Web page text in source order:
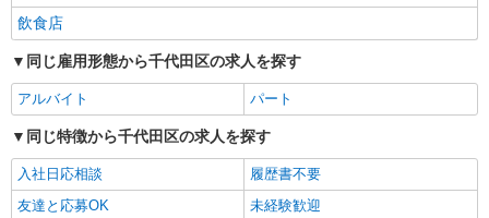
飲食店
同じ雇用形態から千代田区の求人を探す
アルバイト パート
同じ特徴から千代田区の求人を探す
入社日応相談
履歴書不要
友達と応募OK
未経験歓迎